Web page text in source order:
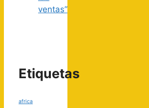
ventas”
Etiquetas
africa